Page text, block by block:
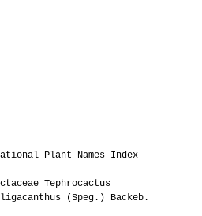
Plant Names Index
Tephrocactus
(Speg.) Backeb.